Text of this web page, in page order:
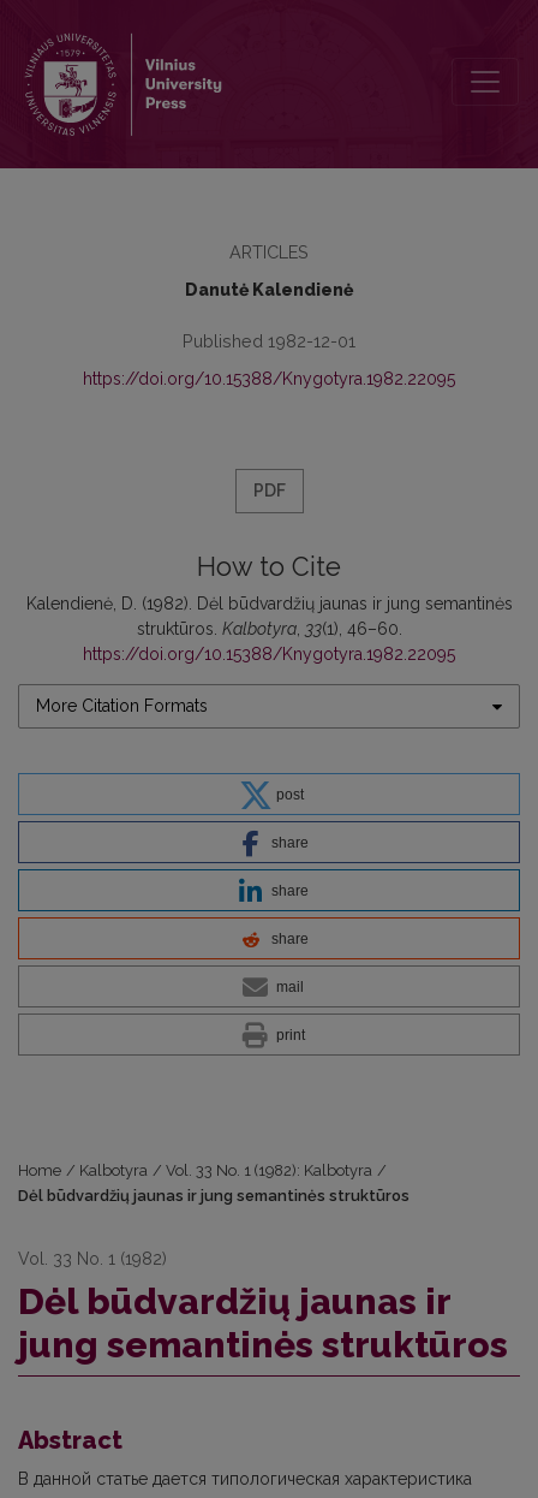
ARTICLES
Danutė Kalendienė
Published 1982-12-01
https://doi.org/10.15388/Knygotyra.1982.22095
PDF
How to Cite
Kalendienė, D. (1982). Dėl būdvardžių jaunas ir jung semantinės
struktūros. Kalbotyra, 33(1), 46–60.
https://doi.org/10.15388/Knygotyra.1982.22095
More Citation Formats
post
share
share
share
mail
print
Home / Kalbotyra / Vol. 33 No. 1 (1982): Kalbotyra /
Dėl būdvardžių jaunas ir jung semantinės struktūros
Vol. 33 No. 1 (1982)
Dėl būdvardžių jaunas ir
jung semantinės struktūros
Abstract
В данной статье дается типологическая характеристика